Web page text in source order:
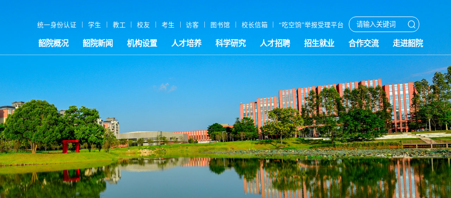
统一身份认证 | 学生 | 教工 | 校友 | 考生 | 访客 | 图书馆 | 校长信箱 | “吃空饷”举报受理平台
韶院概况 韶院新闻 机构设置 人才培养 科学研究 人才招聘 招生就业 合作交流 走进韶院